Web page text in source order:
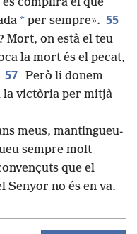
complirà el que
* per sempre». 55
Mort, on està el teu
la mort és el pecat,
57 Però li donem
la victòria per mitjà
meus, mantingueu-
sempre molt
que el
no és en va.